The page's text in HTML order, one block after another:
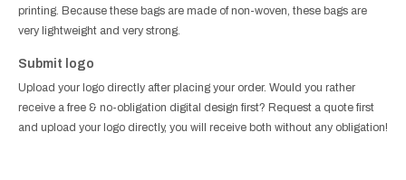
printing. Because these bags are made of non-woven, these bags are
very lightweight and very strong.
Submit logo
Upload your logo directly after placing your order. Would you rather
receive a free & no-obligation digital design first? Request a quote first
and upload your logo directly, you will receive both without any obligation!